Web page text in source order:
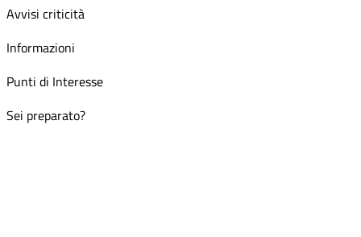
Avvisi criticità
Informazioni
Punti di Interesse
Sei preparato?